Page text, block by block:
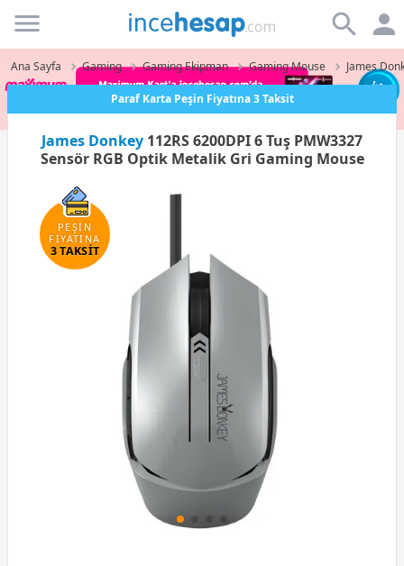
Incehesap
Ana Sayfa Gaming Gaming Ekipman Gaming Mouse James
Paraf Karta Peşin Fiyatına 3 Taksit
James Donkey 112RS 6200DPI 6 Tuş PMW3327
Sensör RGB Optik Metalik Gri Gaming Mouse
PEŞİN
FİYATINA
3 TAKSİT